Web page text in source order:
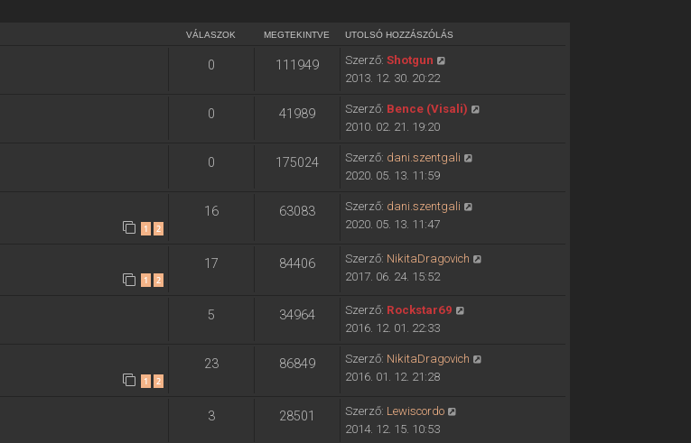
VÁLASZOK MEGTEKINTVE UTOLSÓ HOZZÁSZÓLÁS
0 111949 Szerző: Shotgun
2013. 12. 30. 20:22
0 41989 Szerző: Bence (Visali)
2010. 02. 21. 19:20
0 175024 Szerző: dani.szentgali
2020. 05. 13. 11:59
1 2
16 63083 Szerző: dani.szentgali
2020. 05. 13. 11:47
1 2
17 84406 Szerző: NikitaDragovich
2017. 06. 24. 15:52
5 34964 Szerző: Rockstar69
2016. 12. 01. 22:33
1 2
23 86849 Szerző: NikitaDragovich
2016. 01. 12. 21:28
3 28501 Szerző: Lewiscordo
2014. 12. 15. 10:53